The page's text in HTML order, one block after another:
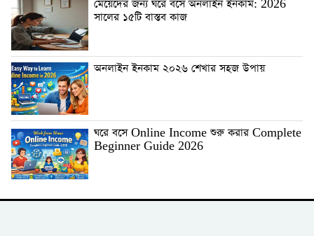
মেয়েদের জন্য ঘরে বসে অনলাইন ইনকাম: 2026
সালের ১৫টি বাস্তব কাজ
অনলাইন ইনকাম ২০২৬ শেখার সহজ উপায়
ঘরে বসে Online Income শুরু করার Complete
Beginner Guide 2026